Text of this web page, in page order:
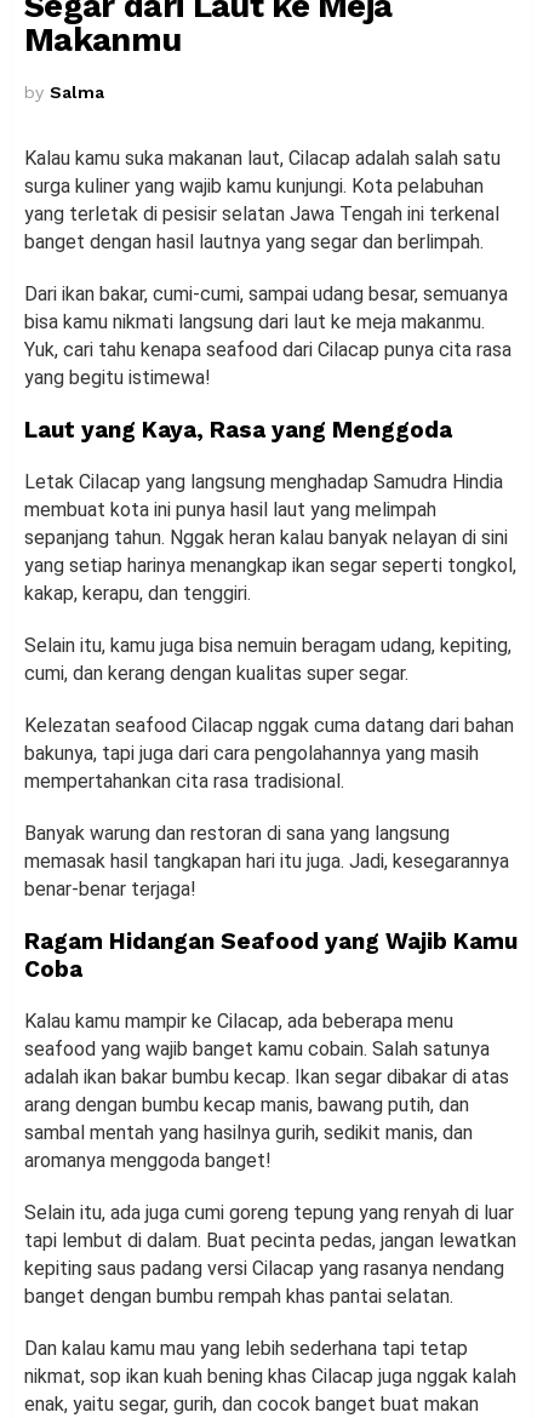
Makanmu
by Salma
Kalau kamu suka makanan laut, Cilacap adalah salah satu
surga kuliner yang wajib kamu kunjungi. Kota pelabuhan
yang terletak di pesisir selatan Jawa Tengah ini terkenal
banget dengan hasil lautnya yang segar dan berlimpah.
Dari ikan bakar, cumi-cumi, sampai udang besar, semuanya
bisa kamu nikmati langsung dari laut ke meja makanmu.
Yuk, cari tahu kenapa seafood dari Cilacap punya cita rasa
yang begitu istimewa!
Laut yang Kaya, Rasa yang Menggoda
Letak Cilacap yang langsung menghadap Samudra Hindia
membuat kota ini punya hasil laut yang melimpah
sepanjang tahun. Nggak heran kalau banyak nelayan di sini
yang setiap harinya menangkap ikan segar seperti tongkol,
kakap, kerapu, dan tenggiri.
Selain itu, kamu juga bisa nemuin beragam udang, kepiting,
cumi, dan kerang dengan kualitas super segar.
Kelezatan seafood Cilacap nggak cuma datang dari bahan
bakunya, tapi juga dari cara pengolahannya yang masih
mempertahankan cita rasa tradisional.
Banyak warung dan restoran di sana yang langsung
memasak hasil tangkapan hari itu juga. Jadi, kesegarannya
benar-benar terjaga!
Ragam Hidangan Seafood yang Wajib Kamu
Coba
Kalau kamu mampir ke Cilacap, ada beberapa menu
seafood yang wajib banget kamu cobain. Salah satunya
adalah ikan bakar bumbu kecap. Ikan segar dibakar di atas
arang dengan bumbu kecap manis, bawang putih, dan
sambal mentah yang hasilnya gurih, sedikit manis, dan
aromanya menggoda banget!
Selain itu, ada juga cumi goreng tepung yang renyah di luar
tapi lembut di dalam. Buat pecinta pedas, jangan lewatkan
kepiting saus padang versi Cilacap yang rasanya nendang
banget dengan bumbu rempah khas pantai selatan.
Dan kalau kamu mau yang lebih sederhana tapi tetap
nikmat, sop ikan kuah bening khas Cilacap juga nggak kalah
enak, yaitu segar, gurih, dan cocok banget buat makan